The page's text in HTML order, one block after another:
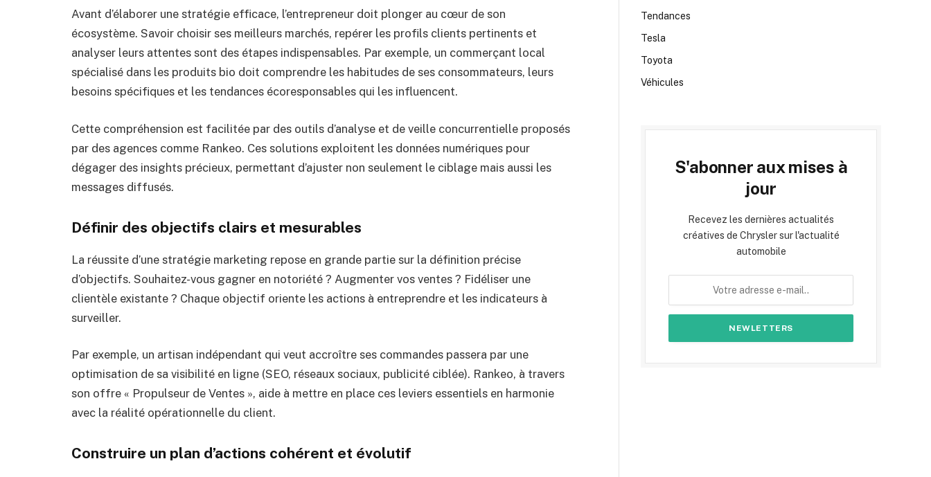
Avant d’élaborer une stratégie efficace, l’entrepreneur doit plonger au cœur de son
écosystème. Savoir choisir ses meilleurs marchés, repérer les profils clients pertinents et
analyser leurs attentes sont des étapes indispensables. Par exemple, un commerçant local
spécialisé dans les produits bio doit comprendre les habitudes de ses consommateurs, leurs
besoins spécifiques et les tendances écoresponsables qui les influencent.
Cette compréhension est facilitée par des outils d’analyse et de veille concurrentielle proposés
par des agences comme Rankeo. Ces solutions exploitent les données numériques pour
dégager des insights précieux, permettant d’ajuster non seulement le ciblage mais aussi les
messages diffusés.
Définir des objectifs clairs et mesurables
La réussite d’une stratégie marketing repose en grande partie sur la définition précise
d’objectifs. Souhaitez-vous gagner en notoriété ? Augmenter vos ventes ? Fidéliser une
clientèle existante ? Chaque objectif oriente les actions à entreprendre et les indicateurs à
surveiller.
Par exemple, un artisan indépendant qui veut accroître ses commandes passera par une
optimisation de sa visibilité en ligne (SEO, réseaux sociaux, publicité ciblée). Rankeo, à travers
son offre « Propulseur de Ventes », aide à mettre en place ces leviers essentiels en harmonie
avec la réalité opérationnelle du client.
Construire un plan d’actions cohérent et évolutif
Tendances
Tesla
Toyota
Véhicules
S'abonner aux mises à
jour
Recevez les dernières actualités
créatives de Chrysler sur l'actualité
automobile